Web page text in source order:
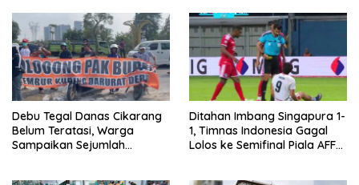
Debu Tegal Danas Cikarang
Belum Teratasi, Warga
Sampaikan Sejumlah
Ditahan Imbang Singapura 1-
1, Timnas Indonesia Gagal
Lolos ke Semifinal Piala AFF